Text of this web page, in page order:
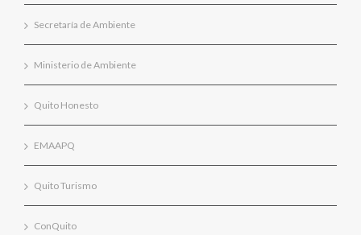
Secretaría de Ambiente
Ministerio de Ambiente
Quito Honesto
EMAAPQ
Quito Turismo
ConQuito